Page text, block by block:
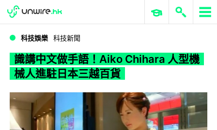
WWDC 2026 ERP 與商業 AI
科技娛樂 科技新聞
識講中文做手語！Aiko Chihara 人型機
械人進駐日本三越百貨